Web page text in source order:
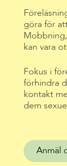
göra för
kan vara
Fokus i
förhindra
kontakt
dem
Anmäl